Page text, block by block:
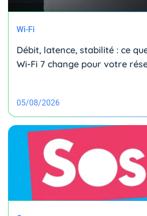
Wi-Fi
Débit, latence, stabilité : ce
Wi-Fi 7 change pour votre
05/08/2026